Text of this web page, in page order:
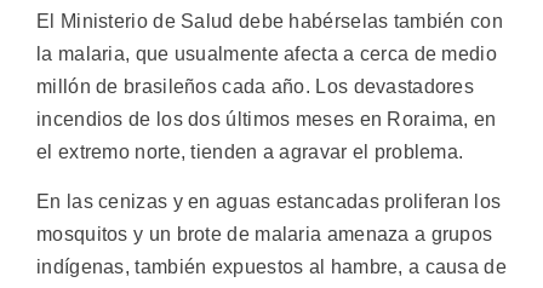
El Ministerio de Salud debe habérselas también con
la malaria, que usualmente afecta a cerca de medio
millón de brasileños cada año. Los devastadores
incendios de los dos últimos meses en Roraima, en
el extremo norte, tienden a agravar el problema.
En las cenizas y en aguas estancadas proliferan los
mosquitos y un brote de malaria amenaza a grupos
indígenas, también expuestos al hambre, a causa de